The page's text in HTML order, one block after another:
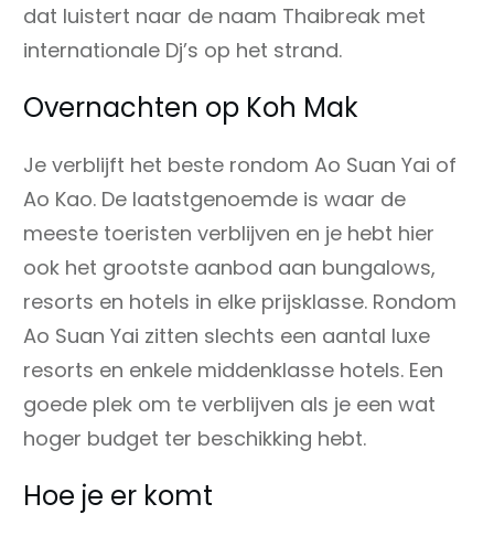
dat luistert naar de naam Thaibreak met
internationale Dj’s op het strand.
Overnachten op Koh Mak
Je verblijft het beste rondom Ao Suan Yai of
Ao Kao. De laatstgenoemde is waar de
meeste toeristen verblijven en je hebt hier
ook het grootste aanbod aan bungalows,
resorts en hotels in elke prijsklasse. Rondom
Ao Suan Yai zitten slechts een aantal luxe
resorts en enkele middenklasse hotels. Een
goede plek om te verblijven als je een wat
hoger budget ter beschikking hebt.
Hoe je er komt